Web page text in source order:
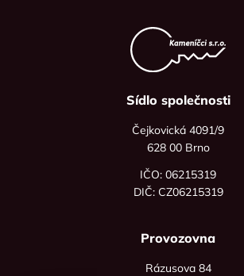
Sídlo společnosti
Čejkovická 4091/9
628 00 Brno
IČO: 06215319
DIČ: CZ06215319
Provozovna
Rázusova 84